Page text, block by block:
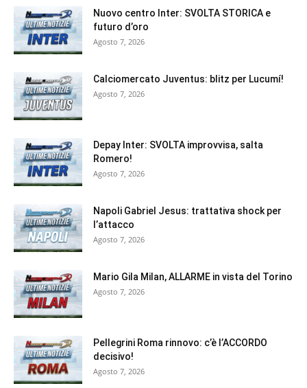
Nuovo centro Inter: SVOLTA STORICA e
futuro d’oro
Agosto 7, 2026
Calciomercato Juventus: blitz per Lucumí!
Agosto 7, 2026
Depay Inter: SVOLTA improvvisa, salta
Romero!
Agosto 7, 2026
Napoli Gabriel Jesus: trattativa shock per
l’attacco
Agosto 7, 2026
Mario Gila Milan, ALLARME in vista del Torino
Agosto 7, 2026
Pellegrini Roma rinnovo: c’è l’ACCORDO
decisivo!
Agosto 7, 2026